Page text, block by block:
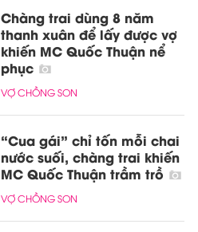
Chàng trai dùng 8 năm
thanh xuân để lấy được vợ
khiến MC Quốc Thuận nể
phục
VỢ CHỒNG SON
“Cua gái” chỉ tốn mỗi chai
nước suối, chàng trai khiến
MC Quốc Thuận trầm trồ
VỢ CHỒNG SON